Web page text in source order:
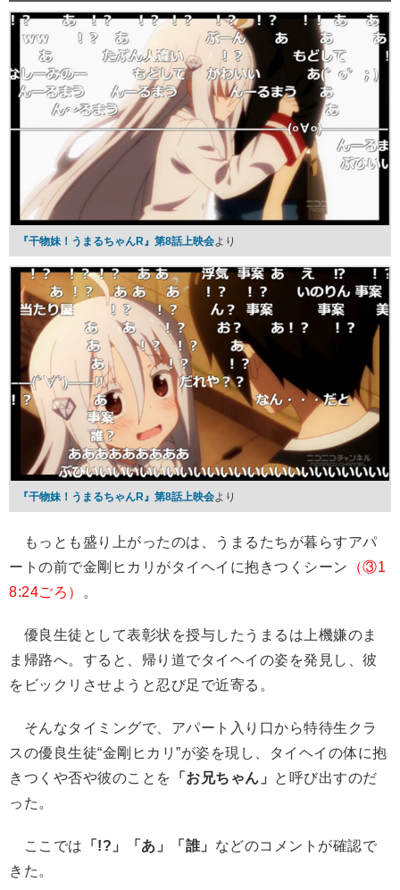
『干物妹！うまるちゃんR』第8話上映会より
『干物妹！うまるちゃんR』第8話上映会より
もっとも盛り上がったのは、うまるたちが暮らすアパ
ートの前で金剛ヒカリがタイヘイに抱きつくシーン （③1
8:24ごろ）
。
優良生徒として表彰状を授与したうまるは上機嫌のま
ま帰路へ。すると、帰り道でタイヘイの姿を発見し、彼
をビックリさせようと忍び足で近寄る。
そんなタイミングで、アパート入り口から特待生クラ
スの優良生徒“金剛ヒカリ”が姿を現し、タイヘイの体に抱
きつくや否や彼のことを 「お兄ちゃん」
と呼び出すのだ
った。
ここでは 「!?」「あ」「誰」 などのコメントが確認で
きた。